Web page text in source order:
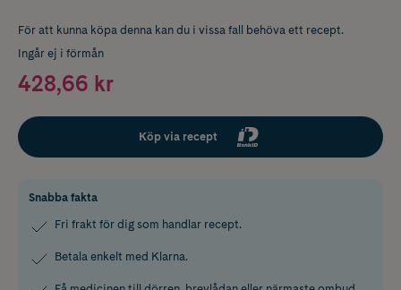
För att kunna köpa denna kan du i vissa fall behöva ett recept.
Ingår ej i förmån
428,66 kr
Köp via recept
Snabba fakta
Fri frakt för dig som handlar recept.
Betala enkelt med Klarna.